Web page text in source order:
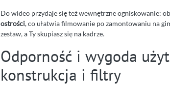
Do wideo przydaje się też wewnętrzne ogniskowanie:
ostrości, co ułatwia filmowanie po zamontowaniu na
zestaw, a Ty skupiasz się na kadrze.
Odporność i wygoda
konstrukcja i filtry